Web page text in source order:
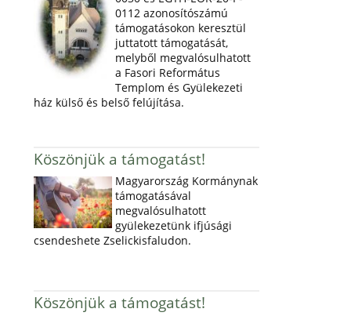
0112 azonosítószámú
támogatásokon keresztül
juttatott támogatását,
melyből megvalósulhatott
a Fasori Református
Templom és Gyülekezeti
ház külső és belső felújítása.
Köszönjük a támogatást!
Magyarország Kormánynak
támogatásával
megvalósulhatott
gyülekezetünk ifjúsági
csendeshete Zselickisfaludon.
Köszönjük a támogatást!